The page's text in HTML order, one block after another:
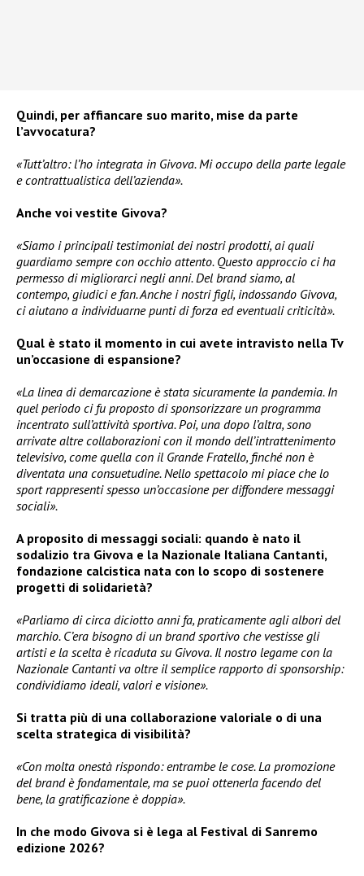
Quindi, per affiancare suo marito, mise da parte
l’avvocatura?
«Tutt’altro: l’ho integrata in Givova. Mi occupo della parte legale
e contrattualistica dell’azienda».
Anche voi vestite Givova?
«Siamo i principali testimonial dei nostri prodotti, ai quali
guardiamo sempre con occhio attento. Questo approccio ci ha
permesso di migliorarci negli anni. Del brand siamo, al
contempo, giudici e fan. Anche i nostri figli, indossando Givova,
ci aiutano a individuarne punti di forza ed eventuali criticità».
Qual è stato il momento in cui avete intravisto nella Tv
un’occasione di espansione?
«La linea di demarcazione è stata sicuramente la pandemia. In
quel periodo ci fu proposto di sponsorizzare un programma
incentrato sull’attività sportiva. Poi, una dopo l’altra, sono
arrivate altre collaborazioni con il mondo dell’intrattenimento
televisivo, come quella con il Grande Fratello, finché non è
diventata una consuetudine. Nello spettacolo mi piace che lo
sport rappresenti spesso un’occasione per diffondere messaggi
sociali».
A proposito di messaggi sociali: quando è nato il
sodalizio tra Givova e la Nazionale Italiana Cantanti,
fondazione calcistica nata con lo scopo di sostenere
progetti di solidarietà?
«Parliamo di circa diciotto anni fa, praticamente agli albori del
marchio. C’era bisogno di un brand sportivo che vestisse gli
artisti e la scelta è ricaduta su Givova. Il nostro legame con la
Nazionale Cantanti va oltre il semplice rapporto di sponsorship:
condividiamo ideali, valori e visione».
Si tratta più di una collaborazione valoriale o di una
scelta strategica di visibilità?
«Con molta onestà rispondo: entrambe le cose. La promozione
del brand è fondamentale, ma se puoi ottenerla facendo del
bene, la gratificazione è doppia».
In che modo Givova si è lega al Festival di Sanremo
edizione 2026?